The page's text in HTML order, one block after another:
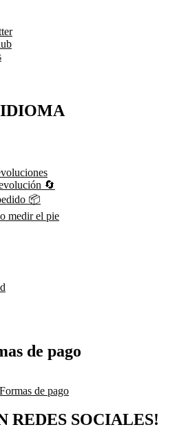
🔄
📦
medir el pie
de pago
REDES SOCIALES!